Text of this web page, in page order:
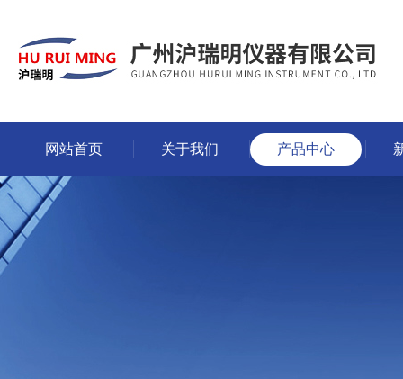
网站首页 关于我们 产品中心